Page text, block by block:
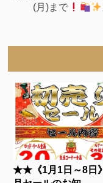
(月)まで
★★《1月1日～8日